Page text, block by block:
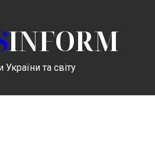
INFORM
та світу